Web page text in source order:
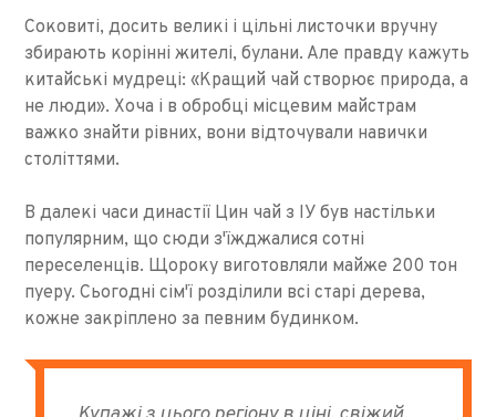
Соковиті, досить великі і цільні листочки вручну
збирають корінні жителі, булани. Але правду кажуть
китайські мудреці: «Кращий чай створює природа, а
не люди». Хоча і в обробці місцевим майстрам
важко знайти рівних, вони відточували навички
століттями.
В далекі часи династії Цин чай з ІУ був настільки
популярним, що сюди з'їжджалися сотні
переселенців. Щороку виготовляли майже 200 тон
пуеру. Сьогодні сім'ї розділили всі старі дерева,
кожне закріплено за певним будинком.